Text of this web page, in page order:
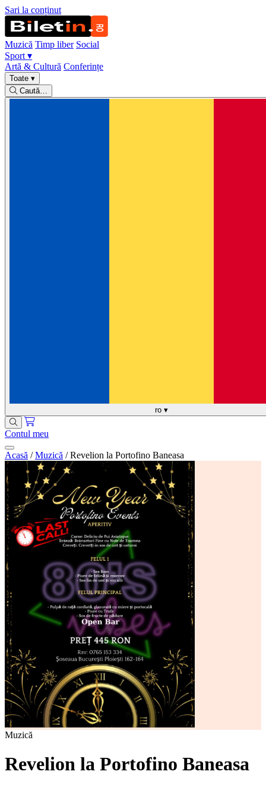
Sari la conținut
Muzică Timp liber Social
Sport ▾
Artă & Cultură Conferințe
Toate ▾
Caută…
ro ▾
Contul meu
Acasă / Muzică / Revelion la Portofino Baneasa
Muzică
Revelion la Portofino Baneasa